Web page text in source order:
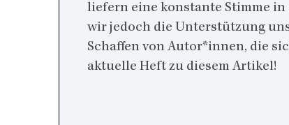
liefern eine konstante Stimme
wir jedoch die Unterstützung
Schaffen von Autor*innen, die
aktuelle Heft zu diesem Artikel!